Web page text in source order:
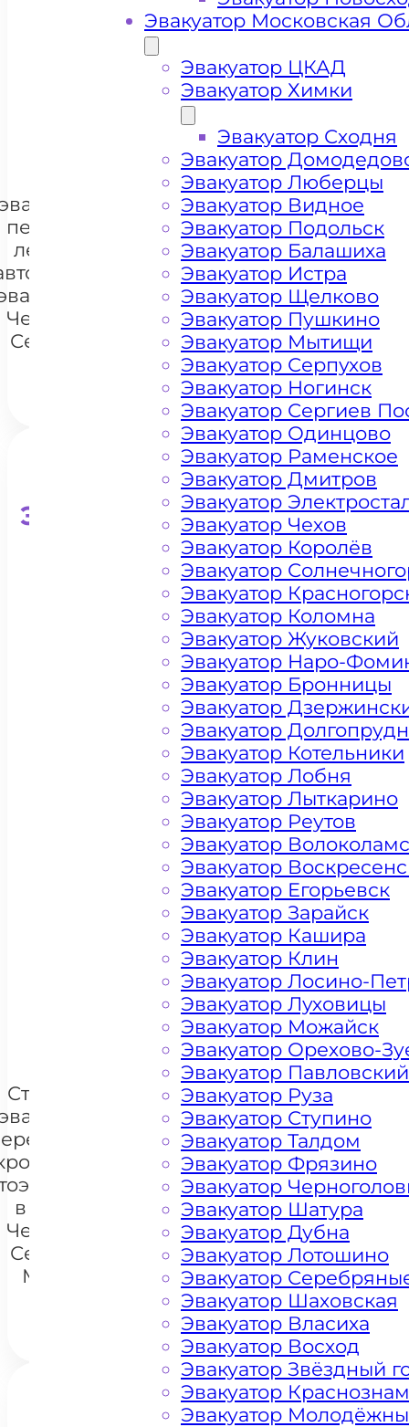
Цена от 4000 рублей
+ 100 РУБЛЕЙ ЗА КИЛОМЕТР
и
перевозки
легковых
Чертаново
Северное
+7 985 222 99 01
Эвакуатор для
Цена от 4500 рублей
+ 100 РУБЛЕЙ ЗА КИЛОМЕТР
Стоимость
и
в районе
Чертаново
Северное
Москва
+7 985 222 99 01
Эвакуатор Московская
Эвакуатор ЦКАД
Эвакуатор Химки
Эвакуатор Сходня
Эвакуатор
Эвакуатор Люберцы
Эвакуатор Видное
Эвакуатор Подольск
Эвакуатор Балашиха
Эвакуатор Истра
Эвакуатор Щелково
Эвакуатор Пушкино
Эвакуатор Мытищи
Эвакуатор Серпухов
Эвакуатор Ногинск
Эвакуатор Сергиев
Эвакуатор Одинцово
Эвакуатор Раменское
Эвакуатор Дмитров
Эвакуатор
Эвакуатор Чехов
Эвакуатор Королёв
Эвакуатор
Эвакуатор
Эвакуатор Коломна
Эвакуатор Жуковский
Эвакуатор Наро-
Эвакуатор Бронницы
Эвакуатор
Эвакуатор
Эвакуатор Котельники
Эвакуатор Лобня
Эвакуатор Лыткарино
Эвакуатор Реутов
Эвакуатор
Эвакуатор
Эвакуатор Егорьевск
Эвакуатор Зарайск
Эвакуатор Кашира
Эвакуатор Клин
Эвакуатор Лосино-
Эвакуатор Луховицы
Эвакуатор Можайск
Эвакуатор Орехово-
Эвакуатор
Эвакуатор Руза
Эвакуатор Ступино
Эвакуатор Талдом
Эвакуатор Фрязино
Эвакуатор
Эвакуатор Шатура
Эвакуатор Дубна
Эвакуатор Лотошино
Эвакуатор
Эвакуатор Шаховская
Эвакуатор Власиха
Эвакуатор Восход
Эвакуатор Звёздный
Эвакуатор
Эвакуатор